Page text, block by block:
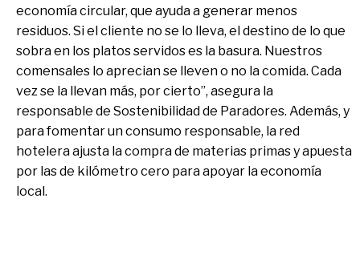
economía circular, que ayuda a generar menos
residuos. Si el cliente no se lo lleva, el destino de lo que
sobra en los platos servidos es la basura. Nuestros
comensales lo aprecian se lleven o no la comida. Cada
vez se la llevan más, por cierto”, asegura la
responsable de Sostenibilidad de Paradores. Además, y
para fomentar un consumo responsable, la red
hotelera ajusta la compra de materias primas y apuesta
por las de kilómetro cero para apoyar la economía
local.